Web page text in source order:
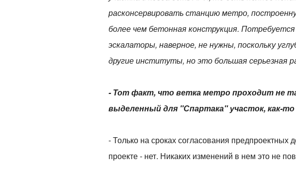
расконсервировать станцию метро,
более чем бетонная конструкция.
эскалаторы, наверное, не нужны, поскольку
другие институты, но это большая серьезная
- Тот факт, что ветка метро проходит не
выделенный для "Спартака" участок, как-то
- Только на сроках согласования предпроектных
проекте - нет. Никаких изменений в нем это не